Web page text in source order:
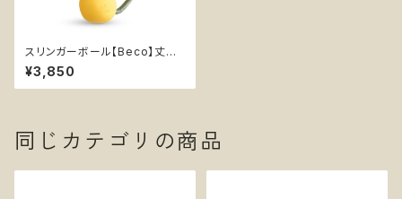
スリンガーボール【Beco】丈夫
持ってこいボール ひも付き 天然
ゴム イエロー オレンジ
¥3,850
同じカテゴリの商品